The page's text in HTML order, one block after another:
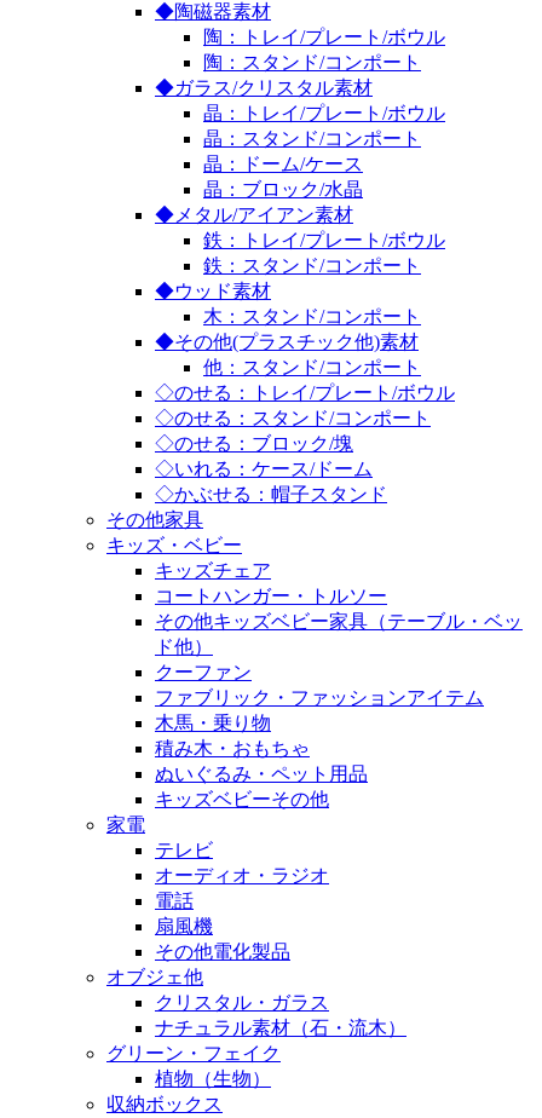
◆陶磁器素材
陶：トレイ/プレート/ボウル
陶：スタンド/コンポート
◆ガラス/クリスタル素材
晶：トレイ/プレート/ボウル
晶：スタンド/コンポート
晶：ドーム/ケース
晶：ブロック/水晶
◆メタル/アイアン素材
鉄：トレイ/プレート/ボウル
鉄：スタンド/コンポート
◆ウッド素材
木：スタンド/コンポート
◆その他(プラスチック他)素材
他：スタンド/コンポート
◇のせる：トレイ/プレート/ボウル
◇のせる：スタンド/コンポート
◇のせる：ブロック/塊
◇いれる：ケース/ドーム
◇かぶせる：帽子スタンド
その他家具
キッズ・ベビー
キッズチェア
コートハンガー・トルソー
その他キッズベビー家具（テーブル・ベッ
ド他）
クーファン
ファブリック・ファッションアイテム
木馬・乗り物
積み木・おもちゃ
ぬいぐるみ・ペット用品
キッズベビーその他
家電
テレビ
オーディオ・ラジオ
電話
扇風機
その他電化製品
オブジェ他
クリスタル・ガラス
ナチュラル素材（石・流木）
グリーン・フェイク
植物（生物）
収納ボックス